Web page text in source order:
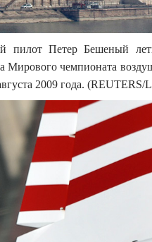
пилот Петер Бешеный
Мирового чемпионата
2009 года. (REUTERS/